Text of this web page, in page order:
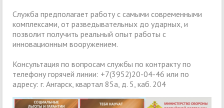
Служба предполагает работу с самыми современными
комплексами, от разведывательных до ударных, и
позволит получить реальный опыт работы с
инновационным вооружением.
Консультация по вопросам службы по контракту по
телефону горячей линии: +7(3952)20-04-46 или по
адресу: г. Ангарск, квартал 85а, д. 5, каб. 204